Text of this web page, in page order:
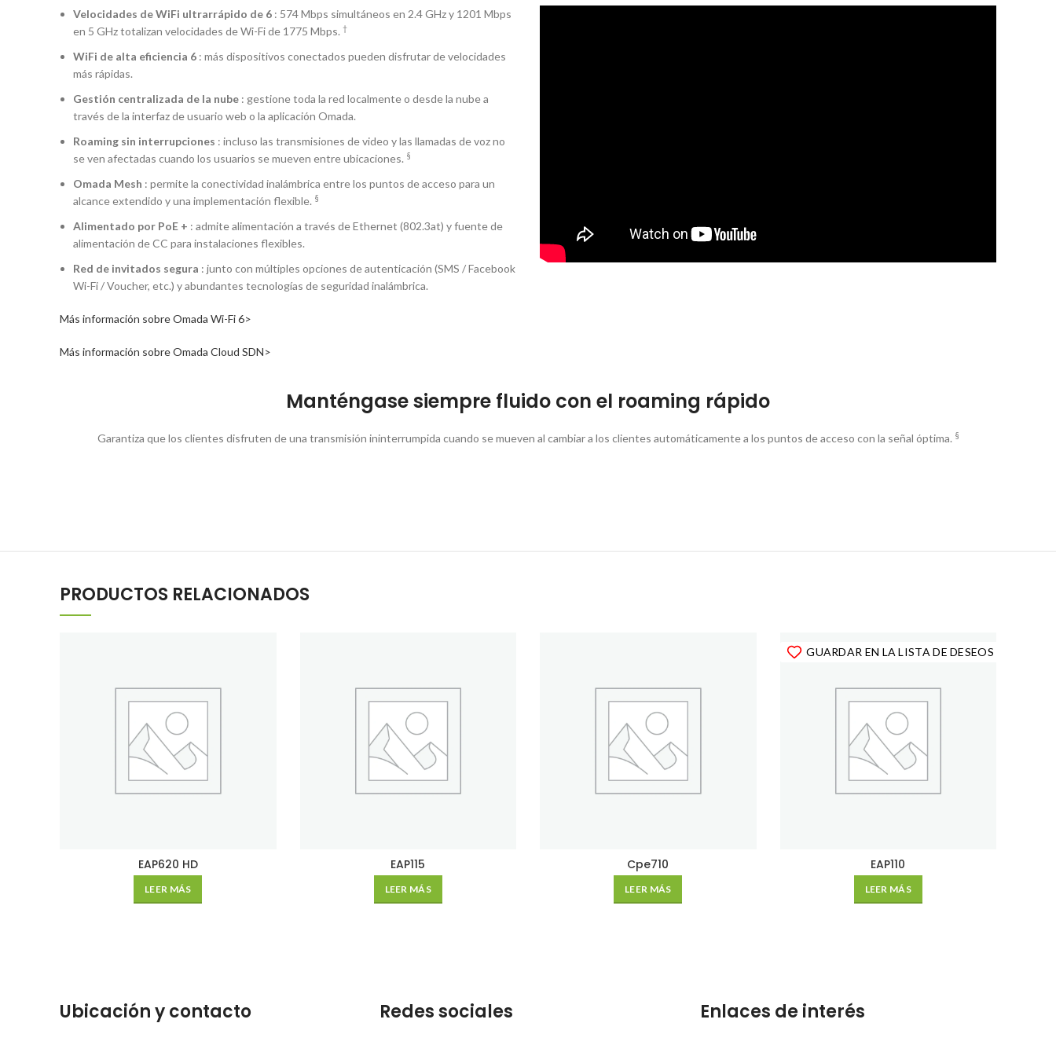
Velocidades de WiFi ultrarrápido de 6 : 574 Mbps simultáneos en 2.4 GHz y 1201 Mbps
en 5 GHz totalizan velocidades de Wi-Fi de 1775 Mbps. †
WiFi de alta eficiencia 6 : más dispositivos conectados pueden disfrutar de velocidades
más rápidas.
Gestión centralizada de la nube : gestione toda la red localmente o desde la nube a
través de la interfaz de usuario web o la aplicación Omada.
Roaming sin interrupciones : incluso las transmisiones de video y las llamadas de voz no
se ven afectadas cuando los usuarios se mueven entre ubicaciones. §
Omada Mesh : permite la conectividad inalámbrica entre los puntos de acceso para un
alcance extendido y una implementación flexible. §
Alimentado por PoE + : admite alimentación a través de Ethernet (802.3at) y fuente de
alimentación de CC para instalaciones flexibles.
Red de invitados segura : junto con múltiples opciones de autenticación (SMS / Facebook
Wi-Fi / Voucher, etc.) y abundantes tecnologías de seguridad inalámbrica.
Más información sobre Omada Wi-Fi 6>
Más información sobre Omada Cloud SDN>
Manténgase siempre fluido con el roaming rápido
Garantiza que los clientes disfruten de una transmisión ininterrumpida cuando se mueven al cambiar a los clientes automáticamente a los puntos de acceso con la señal óptima. §
PRODUCTOS RELACIONADOS
GUARDAR EN LA LISTA DE DESEOS
EAP620 HD
LEER MÁS
GUARDAR EN LA LISTA DE DESEOS
EAP115
LEER MÁS
GUARDAR EN LA LISTA DE DESEOS
Cpe710
LEER MÁS
GUARDAR EN LA LISTA DE DESEOS
EAP110
LEER MÁS
Ubicación y contacto Redes sociales Enlaces de interés